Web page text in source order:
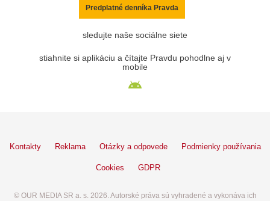
Predplatné denníka Pravda
sledujte naše sociálne siete
stiahnite si aplikáciu a čítajte Pravdu pohodlne aj v
mobile
Kontakty Reklama Otázky a odpovede Podmienky používania
Cookies GDPR
© OUR MEDIA SR a. s. 2026. Autorské práva sú vyhradené a vykonáva ich